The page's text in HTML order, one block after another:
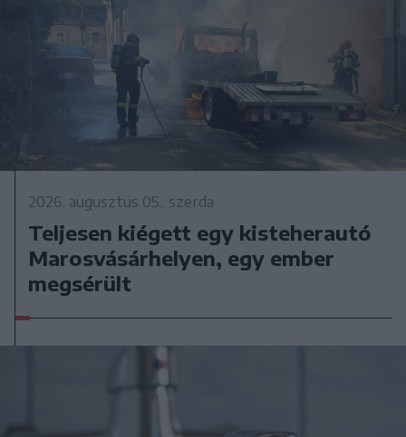
2026. augusztus 05., szerda
Teljesen kiégett egy kisteherautó
Marosvásárhelyen, egy ember
megsérült